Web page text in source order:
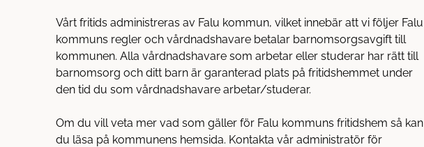
Vårt fritids administreras av Falu kommun, vilket innebär att vi följer Falu
kommuns regler och vårdnadshavare betalar barnomsorgsavgift till
kommunen. Alla vårdnadshavare som arbetar eller studerar har rätt till
barnomsorg och ditt barn är garanterad plats på fritidshemmet under
den tid du som vårdnadshavare arbetar/studerar.
Om du vill veta mer vad som gäller för Falu kommuns fritidshem så kan
du läsa på kommunens hemsida. Kontakta vår administratör för